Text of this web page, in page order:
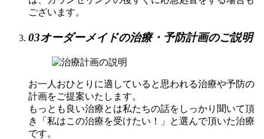
ございます。
03オーダーメイドの治療・予防計画のご説明
お一人おひとりに適していると思われる治療や予防の
計画をご提案いたします。
もっとも良い治療とは私たちの話をしっかり聞いて頂
き「私はこの治療を受けたい！」と選んで頂いた治療
です。